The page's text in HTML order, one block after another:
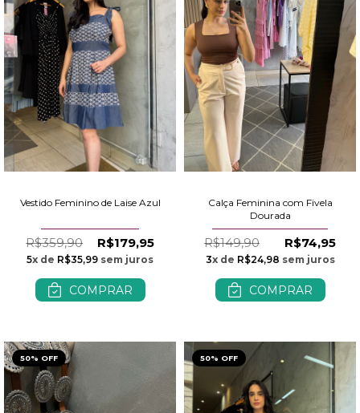
Vestido Feminino de Laise Azul
R$359,90 R$179,95
5x de R$35,99 sem juros
COMPRAR
Calça Feminina com Fivela
Dourada
R$149,90 R$74,95
3x de R$24,98 sem juros
COMPRAR
50% OFF 50% OFF